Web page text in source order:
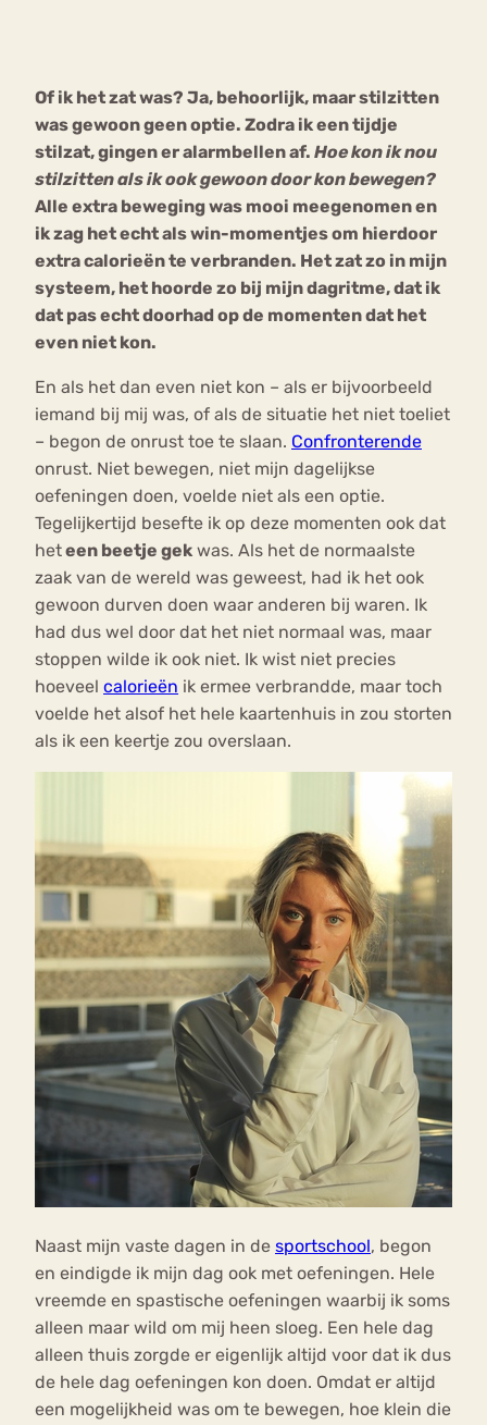
Of ik het zat was? Ja, behoorlijk, maar stilzitten
was gewoon geen optie. Zodra ik een tijdje
stilzat, gingen er alarmbellen af. Hoe kon ik nou
stilzitten als ik ook gewoon door kon bewegen?
Alle extra beweging was mooi meegenomen en
ik zag het echt als win-momentjes om hierdoor
extra calorieën te verbranden. Het zat zo in mijn
systeem, het hoorde zo bij mijn dagritme, dat ik
dat pas echt doorhad op de momenten dat het
even niet kon.
En als het dan even niet kon – als er bijvoorbeeld
iemand bij mij was, of als de situatie het niet toeliet
– begon de onrust toe te slaan. Confronterende
onrust. Niet bewegen, niet mijn dagelijkse
oefeningen doen, voelde niet als een optie.
Tegelijkertijd besefte ik op deze momenten ook dat
heteen beetje gek was. Als het de normaalste
zaak van de wereld was geweest, had ik het ook
gewoon durven doen waar anderen bij waren. Ik
had dus wel door dat het niet normaal was, maar
stoppen wilde ik ook niet. Ik wist niet precies
hoeveel calorieën ik ermee verbrandde, maar toch
voelde het alsof het hele kaartenhuis in zou storten
als ik een keertje zou overslaan.
Naast mijn vaste dagen in de sportschool, begon
en eindigde ik mijn dag ook met oefeningen. Hele
vreemde en spastische oefeningen waarbij ik soms
alleen maar wild om mij heen sloeg. Een hele dag
alleen thuis zorgde er eigenlijk altijd voor dat ik dus
de hele dag oefeningen kon doen. Omdat er altijd
een mogelijkheid was om te bewegen, hoe klein die
Forum
mia
Nerv
osa
Eetstoornis Anorexia Nervosa
Eetbuien Piekeren Sport
Trauma
Orthorexia
Afvallen Angst